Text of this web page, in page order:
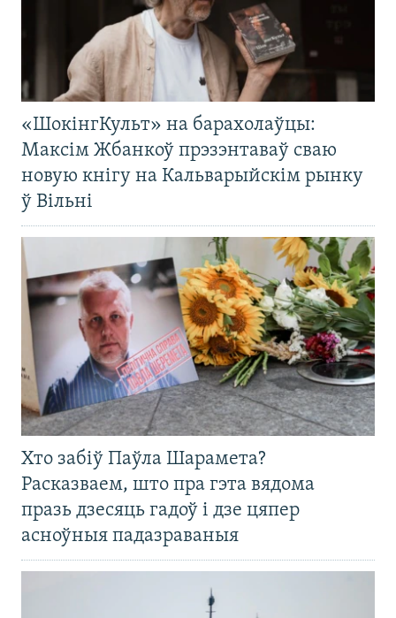
«ШокінгКульт» на барахолаўцы:
Максім Жбанкоў прэзэнтаваў сваю
новую кнігу на Кальварыйскім рынку
ў Вільні
Хто забіў Паўла Шарамета?
Расказваем, што пра гэта вядома
празь дзесяць гадоў і дзе цяпер
асноўныя падазраваныя